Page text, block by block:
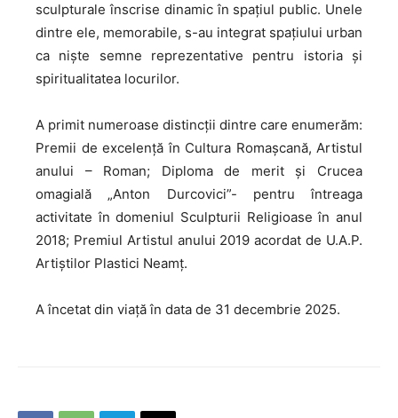
sculpturale înscrise dinamic în spațiul public. Unele
dintre ele, memorabile, s-au integrat spațiului urban
ca niște semne reprezentative pentru istoria și
spiritualitatea locurilor.
A primit numeroase distincții dintre care enumerăm:
Premii de excelență în Cultura Romașcană, Artistul
anului – Roman; Diploma de merit și Crucea
omagială „Anton Durcovici”- pentru întreaga
activitate în domeniul Sculpturii Religioase în anul
2018; Premiul Artistul anului 2019 acordat de U.A.P.
Artiștilor Plastici Neamț.
A încetat din viață în data de 31 decembrie 2025.